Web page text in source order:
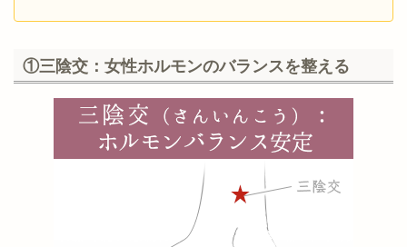
①三陰交：女性ホルモンのバランスを整える